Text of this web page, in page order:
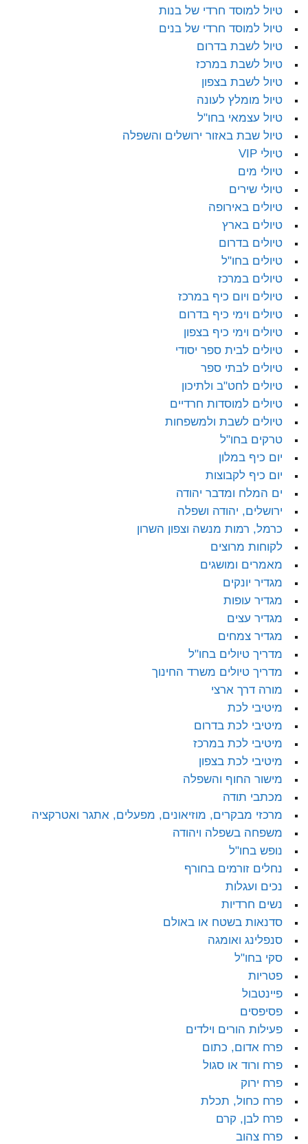
טיול למוסד חרדי של בנות
טיול למוסד חרדי של בנים
טיול לשבת בדרום
טיול לשבת במרכז
טיול לשבת בצפון
טיול מומלץ לעונה
טיול עצמאי בחו"ל
טיול שבת באזור ירושלים והשפלה
טיולי VIP
טיולי מים
טיולי שירים
טיולים באירופה
טיולים בארץ
טיולים בדרום
טיולים בחו"ל
טיולים במרכז
טיולים ויום כיף במרכז
טיולים וימי כיף בדרום
טיולים וימי כיף בצפון
טיולים לבית ספר יסודי
טיולים לבתי ספר
טיולים לחט"ב ולתיכון
טיולים למוסדות חרדיים
טיולים לשבת ולמשפחות
טרקים בחו"ל
יום כיף במלון
יום כיף לקבוצות
ים המלח ומדבר יהודה
ירושלים, יהודה ושפלה
כרמל, רמות מנשה וצפון השרון
לקוחות מרוצים
מאמרים ומושגים
מגדיר יונקים
מגדיר עופות
מגדיר עצים
מגדיר צמחים
מדריך טיולים בחו"ל
מדריך טיולים משרד החינוך
מורה דרך ארצי
מיטיבי לכת
מיטיבי לכת בדרום
מיטיבי לכת במרכז
מיטיבי לכת בצפון
מישור החוף והשפלה
מכתבי תודה
מרכזי מבקרים, מוזיאונים, מפעלים, אתגר ואטרקציה
משפחה בשפלה ויהודה
נופש בחו"ל
נחלים זורמים בחורף
נכים ועגלות
נשים חרדיות
סדנאות בשטח או באולם
סנפלינג ואומגה
סקי בחו"ל
פטריות
פיינטבול
פסיפסים
פעילות הורים וילדים
פרח אדום, כתום
פרח ורוד או סגול
פרח ירוק
פרח כחול, תכלת
פרח לבן, קרם
פרח צהוב